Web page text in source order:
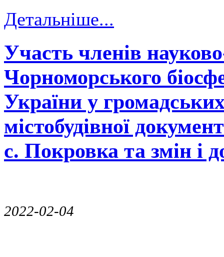
Детальніше...
Участь членів
Чорноморського
України у
містобудівної
с. Покровка та змін і
2022-02-04